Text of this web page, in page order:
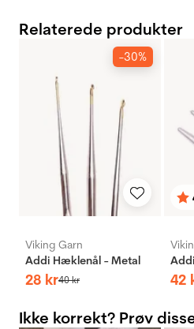
Relaterede produkter
-30%
Viking Garn
Addi Hæklenål - Metal
28 kr40kr 42
Ikke korrekt? Prøv